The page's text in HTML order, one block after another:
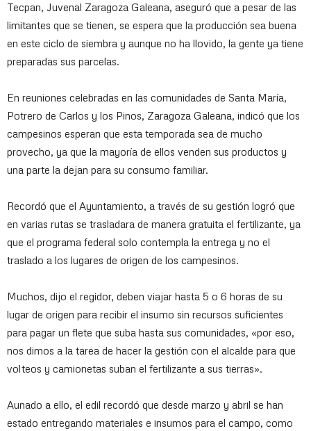
Tecpan, Juvenal Zaragoza Galeana, aseguró que a pesar de las
limitantes que se tienen, se espera que la producción sea buena
en este ciclo de siembra y aunque no ha llovido, la gente ya tiene
preparadas sus parcelas.
En reuniones celebradas en las comunidades de Santa María,
Potrero de Carlos y los Pinos, Zaragoza Galeana, indicó que los
campesinos esperan que esta temporada sea de mucho
provecho, ya que la mayoría de ellos venden sus productos y
una parte la dejan para su consumo familiar.
Recordó que el Ayuntamiento, a través de su gestión logró que
en varias rutas se trasladara de manera gratuita el fertilizante, ya
que el programa federal solo contempla la entrega y no el
traslado a los lugares de origen de los campesinos.
Muchos, dijo el regidor, deben viajar hasta 5 o 6 horas de su
lugar de origen para recibir el insumo sin recursos suficientes
para pagar un flete que suba hasta sus comunidades, «por eso,
nos dimos a la tarea de hacer la gestión con el alcalde para que
volteos y camionetas suban el fertilizante a sus tierras».
Aunado a ello, el edil recordó que desde marzo y abril se han
estado entregando materiales e insumos para el campo, como